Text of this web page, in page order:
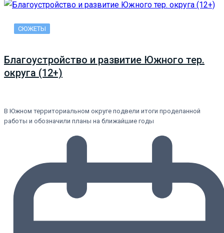
СЮЖЕТЫ
Благоустройство и развитие Южного тер.
округа (12+)
В Южном территориальном округе подвели итоги проделанной
работы и обозначили планы на ближайшие годы